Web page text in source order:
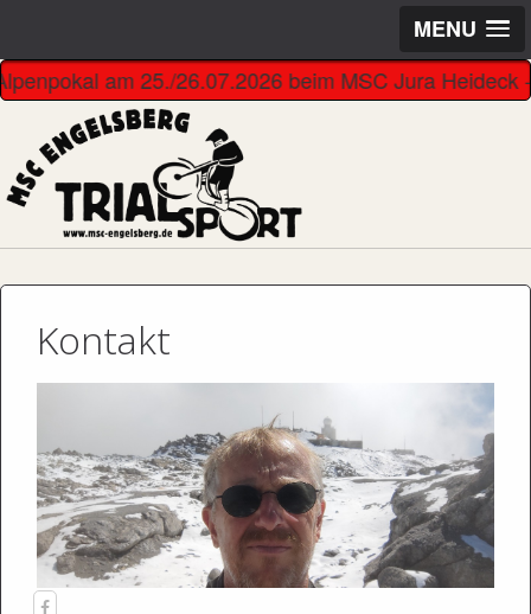
MENU
am 25./26.07.2026 beim MSC Jura Heideck
Kontakt